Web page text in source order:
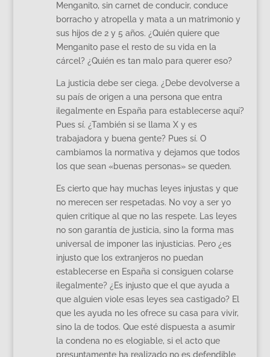
Menganito, sin carnet de conducir, conduce
borracho y atropella y mata a un matrimonio y
sus hijos de 2 y 5 años. ¿Quién quiere que
Menganito pase el resto de su vida en la
cárcel? ¿Quién es tan malo para querer eso?
La justicia debe ser ciega. ¿Debe devolverse a
su país de origen a una persona que entra
ilegalmente en España para establecerse aquí?
Pues sí. ¿También si se llama X y es
trabajadora y buena gente? Pues sí. O
cambiamos la normativa y dejamos que todos
los que sean «buenas personas» se queden.
Es cierto que hay muchas leyes injustas y que
no merecen ser respetadas. No voy a ser yo
quien critique al que no las respete. Las leyes
no son garantía de justicia, sino la forma mas
universal de imponer las injusticias. Pero ¿es
injusto que los extranjeros no puedan
establecerse en España si consiguen colarse
ilegalmente? ¿Es injusto que el que ayuda a
que alguien viole esas leyes sea castigado? El
que les ayuda no les ofrece su casa para vivir,
sino la de todos. Que esté dispuesta a asumir
la condena no es elogiable, si el acto que
presuntamente ha realizado no es defendible